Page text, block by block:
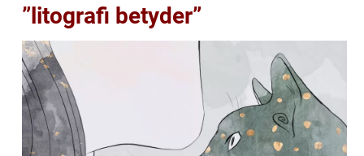
”litografi betyder”